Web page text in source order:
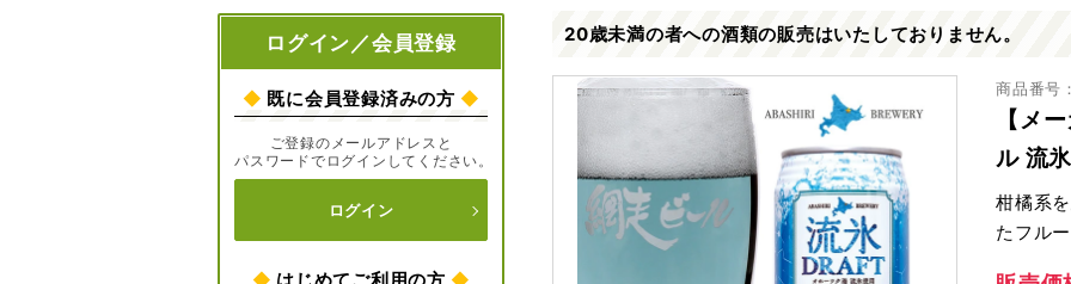
20歳未満の者への酒類の販売はいたしておりません。
商品番号
【メ
ル 流
柑橘系
たフル
ログイン／会員登録
◆ 既に会員登録済みの方 ◆
ご登録のメールアドレスと
パスワードでログインしてください。
ログイン